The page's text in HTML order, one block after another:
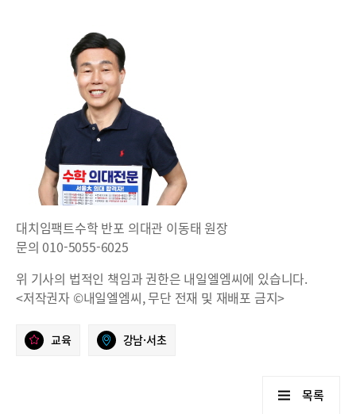
대치임팩트수학 반포 의대관 이동태 원장
문의 010-5055-6025
위 기사의 법적인 책임과 권한은 내일엘엠씨에 있습니다.
<저작권자 ©내일엘엠씨, 무단 전재 및 재배포 금지>
교육 강남·서초
목록